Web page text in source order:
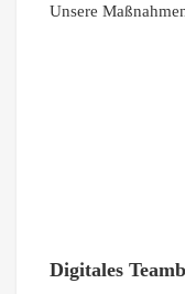
Unsere
Digitales